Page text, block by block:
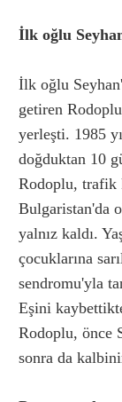
İlk oğlu
İlk oğlu
getiren
yerleşti. 1985
doğduktan 10
Rodoplu, trafik
Bulgaristan'da
yalnız kaldı.
çocuklarına
sendromu'yla
Eşini
Rodoplu, önce
sonra da